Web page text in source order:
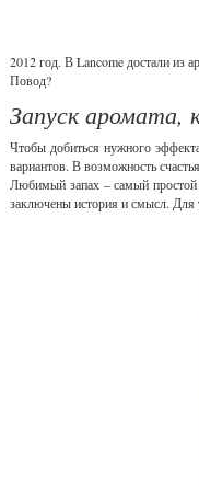
2012 год. В Lancome достали из
Повод?
Запуск аромата,
Чтобы добиться нужного
вариантов. В возможность
Любимый запах – самый простой
заключены история и смысл. Для